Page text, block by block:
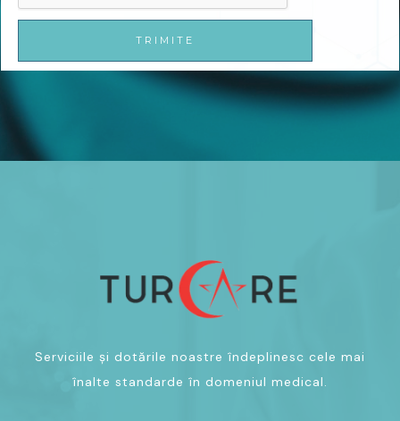
TRIMITE
Serviciile și dotările noastre îndeplinesc cele mai
înalte standarde în domeniul medical.